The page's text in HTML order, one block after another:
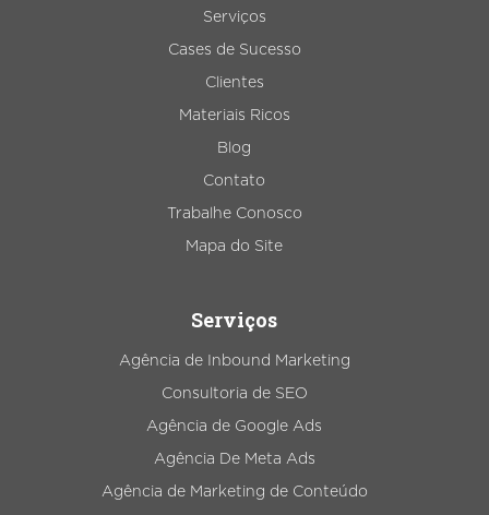
Serviços
Cases de Sucesso
Clientes
Materiais Ricos
Blog
Contato
Trabalhe Conosco
Mapa do Site
Serviços
Agência de Inbound Marketing
Consultoria de SEO
Agência de Google Ads
Agência De Meta Ads
Agência de Marketing de Conteúdo